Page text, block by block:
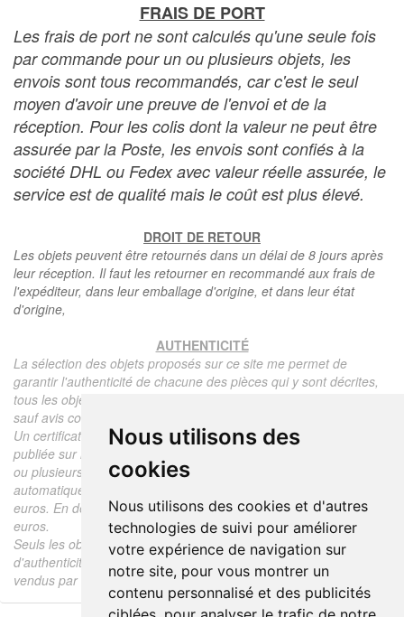
Nous utilisons des
cookies
Nous utilisons des cookies et d'autres
technologies de suivi pour améliorer
votre expérience de navigation sur
notre site, pour vous montrer un
contenu personnalisé et des publicités
FRAIS DE PORT
Les frais de port ne sont calculés qu'une seule fois
par commande pour un ou plusieurs objets, les
envois sont tous recommandés, car c'est le seul
moyen d'avoir une preuve de l'envoi et de la
réception. Pour les colis dont la valeur ne peut être
assurée par la Poste, les envois sont confiés à la
société DHL ou Fedex avec valeur réelle assurée, le
service est de qualité mais le coût est plus élevé.
DROIT DE RETOUR
Les objets peuvent être retournés dans un délai de 8 jours après
leur réception. Il faut les retourner en recommandé aux frais de
l'expéditeur, dans leur emballage d'origine, et dans leur état
d'origine,
AUTHENTICITÉ
La sélection des objets proposés sur ce site me permet de
garantir l'authenticité de chacune des pièces qui y sont décrites,
tous les objets proposés sont garantis d'époque et authentiques,
sauf avis contraire ou restriction dans la description.
Un certificat d'authenticité de l'objet reprenant la description
publiée sur le site, l'époque, le prix de vente, accompagné d'une
ou plusieurs photographies en couleurs est communiqué
automatiquement pour tout objet dont le prix est supérieur à 130
euros. En dessous de ce prix chaque certificat est facturé 5
euros.
Seuls les objets vendus par mes soins font l'objet d'un certificat
d'authenticité, je ne fais aucun rapport d'expertise pour les objets
vendus par des tiers (confrères ou collectionneurs).